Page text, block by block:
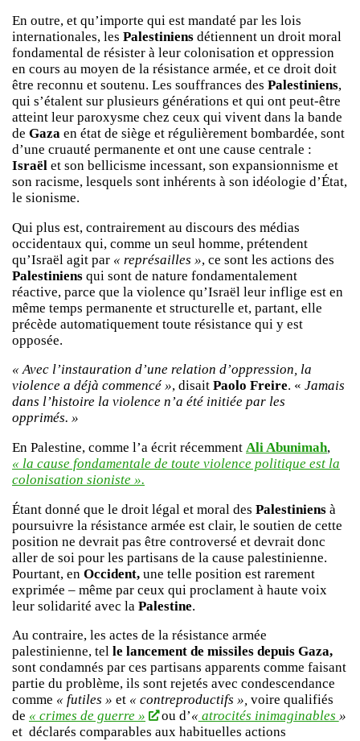
En outre, et qu’importe qui est mandaté par les lois
internationales, les Palestiniens détiennent un droit moral
fondamental de résister à leur colonisation et oppression
en cours au moyen de la résistance armée, et ce droit doit
être reconnu et soutenu. Les souffrances des Palestiniens,
qui s’étalent sur plusieurs générations et qui ont peut-être
atteint leur paroxysme chez ceux qui vivent dans la bande
de Gaza en état de siège et régulièrement bombardée, sont
d’une cruauté permanente et ont une cause centrale :
Israël et son bellicisme incessant, son expansionnisme et
son racisme, lesquels sont inhérents à son idéologie d’État,
le sionisme.
Qui plus est, contrairement au discours des médias
occidentaux qui, comme un seul homme, prétendent
qu’Israël agit par « représailles », ce sont les actions des
Palestiniens qui sont de nature fondamentalement
réactive, parce que la violence qu’Israël leur inflige est en
même temps permanente et structurelle et, partant, elle
précède automatiquement toute résistance qui y est
opposée.
« Avec l’instauration d’une relation d’oppression, la
violence a déjà commencé », disait Paolo Freire. « Jamais
dans l’histoire la violence n’a été initiée par les
opprimés. »
En Palestine, comme l’a écrit récemment Ali Abunimah,
« la cause fondamentale de toute violence politique est la
colonisation sioniste ».
Étant donné que le droit légal et moral des Palestiniens à
poursuivre la résistance armée est clair, le soutien de cette
position ne devrait pas être controversé et devrait donc
aller de soi pour les partisans de la cause palestinienne.
Pourtant, en Occident, une telle position est rarement
exprimée – même par ceux qui proclament à haute voix
leur solidarité avec la Palestine.
Au contraire, les actes de la résistance armée
palestinienne, tel le lancement de missiles depuis Gaza,
sont condamnés par ces partisans apparents comme faisant
partie du problème, ils sont rejetés avec condescendance
comme « futiles » et « contreproductifs », voire qualifiés
de « crimes de guerre » ou d’«atrocités inimaginables »
et déclarés comparables aux habituelles actions